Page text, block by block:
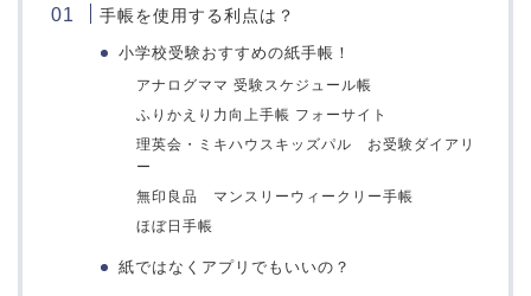
手帳を使用する利点は？
小学校受験おすすめの紙手帳！
アナログママ 受験スケジュール帳
ふりかえり力向上手帳 フォーサイト
理英会・ミキハウスキッズパル お受験ダイアリ
ー
無印良品 マンスリーウィークリー手帳
ほぼ日手帳
紙ではなくアプリでもいいの？
校
関西学院初等部
ウカル子教材 奈良県
帝塚山小学校